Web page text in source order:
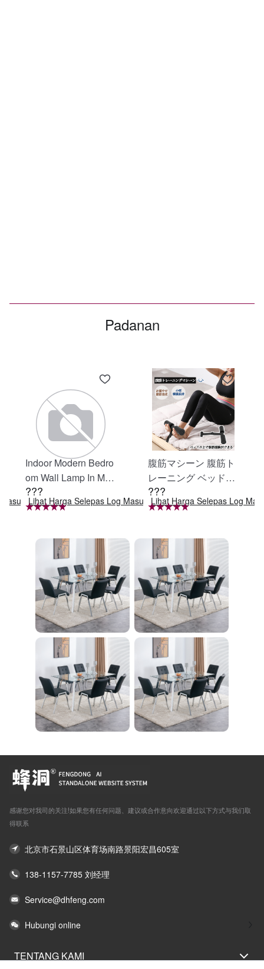
Padanan
Indoor Modern Bedro
om Wall Lamp In Matt
e Black, Iron Clear Gl
ass Shade,4-Lights E
nity Light
???
Lihat Harga Selepas Log Masuk
腹筋マシーン 腹筋ト
レーニング ベッド固
定 足固定 腹筋器具
腹筋マシン 足を押さ
レーニング器具 エク
ササイズ ダイエット
旅行 自宅 WBGHS-0
1-R
???
Lihat Harga Selepas Log
感谢您对我司的关注!如果您有任何问题、建议或合作意向欢迎通过以下方式与我们取
得联系
北京市石景山区体育场南路景阳宏昌605室
138-1157-7785 刘经理
Service@dhfeng.com
Hubungi online
TENTANG KAMI